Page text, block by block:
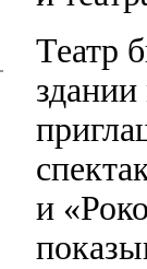
Театр
и